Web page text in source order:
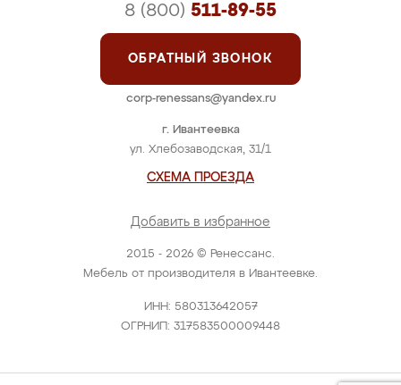
2015 - 2026 © Ренессанс.
Мебель от производителя в Ивантеевке.
ИНН: 580313642057
ОГРНИП: 317583500009448
г. Ивантеевка
ул. Хлебозаводская, 31/1
СХЕМА ПРОЕЗДА
Добавить в избранное
8 (800) 511-89-55
ОБРАТНЫЙ ЗВОНОК
corp-renessans@yandex.ru